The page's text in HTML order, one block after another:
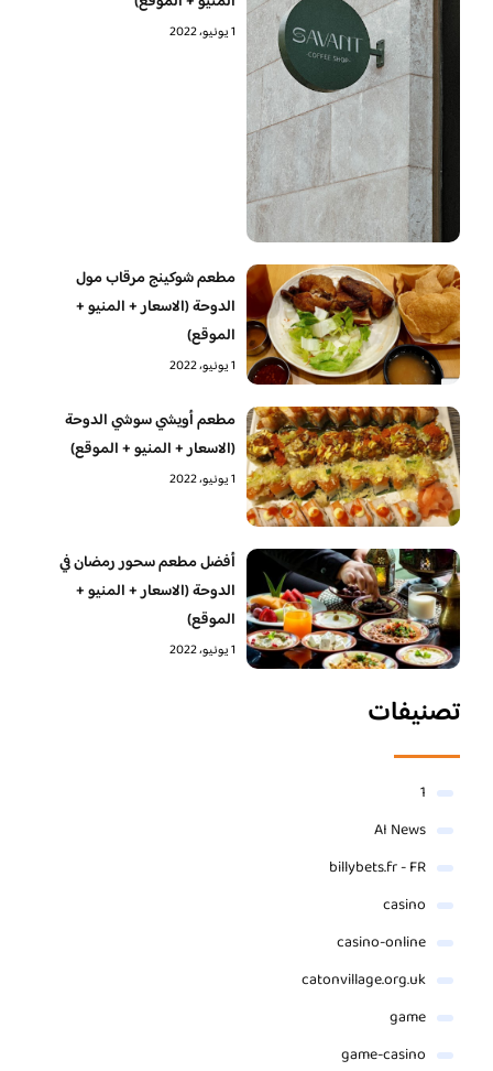
1 يونيو، 2022
مطعم شوكينج مرقاب مول
الدوحة (الاسعار + المنيو +
الموقع)
1 يونيو، 2022
مطعم أويشي سوشي الدوحة
(الاسعار + المنيو + الموقع)
1 يونيو، 2022
أفضل مطعم سحور رمضان في
الدوحة (الاسعار + المنيو +
الموقع)
1 يونيو، 2022
تصنيفات
1
AI News
billybets.fr - FR
casino
casino-online
catonvillage.org.uk
game
game-casino